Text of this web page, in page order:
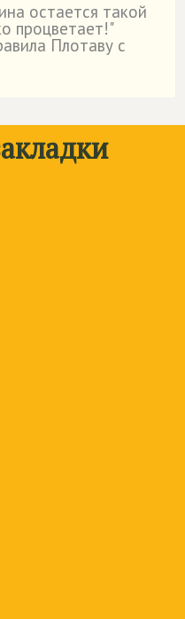
остается такой
процветает!"
Плотаву с